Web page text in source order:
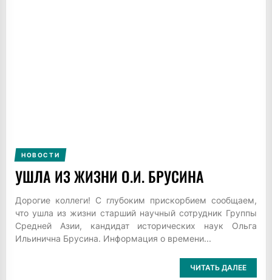
НОВОСТИ
УШЛА ИЗ ЖИЗНИ О.И. БРУСИНА
Дорогие коллеги! С глубоким прискорбием сообщаем,
что ушла из жизни старший научный сотрудник Группы
Средней Азии, кандидат исторических наук Ольга
Ильинична Брусина. Информация о времени...
ЧИТАТЬ ДАЛЕЕ